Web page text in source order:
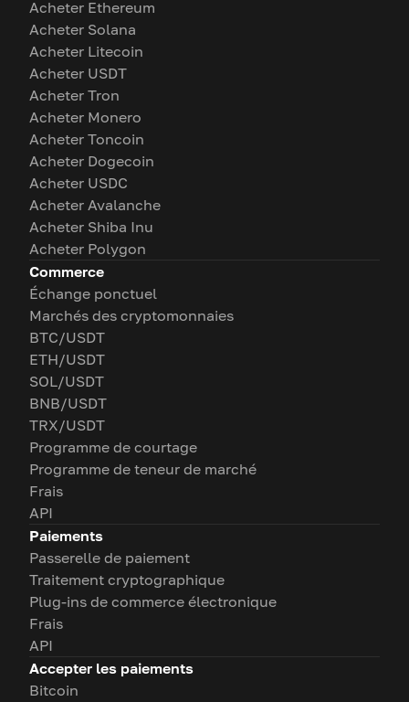
Acheter Ethereum
Acheter Solana
Acheter Litecoin
Acheter USDT
Acheter Tron
Acheter Monero
Acheter Toncoin
Acheter Dogecoin
Acheter USDC
Acheter Avalanche
Acheter Shiba Inu
Acheter Polygon
Commerce
Échange ponctuel
Marchés des cryptomonnaies
BTC/USDT
ETH/USDT
SOL/USDT
BNB/USDT
TRX/USDT
Programme de courtage
Programme de teneur de marché
Frais
API
Paiements
Passerelle de paiement
Traitement cryptographique
Plug-ins de commerce électronique
Frais
API
Accepter les paiements
Bitcoin